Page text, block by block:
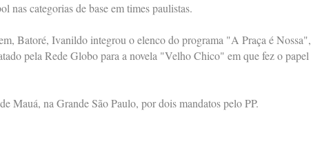
nas categorias de base em times paulistas.
Batoré, Ivanildo integrou o elenco do programa "A Praça é Nossa",
pela Rede Globo para a novela "Velho Chico" em que fez o papel
Mauá, na Grande São Paulo, por dois mandatos pelo PP.